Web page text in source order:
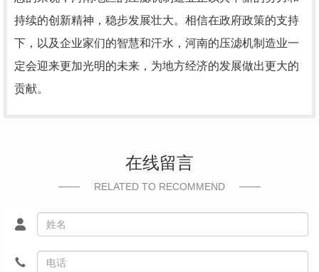
持续的创新精神，稳步发展壮大。相信在政府政策的支持
下，以及企业家们的智慧和汗水，河南的压滤机制造业一
定会迎来更加光明的未来，为地方经济的发展做出更大的
贡献。
在线留言
RELATED TO RECOMMEND